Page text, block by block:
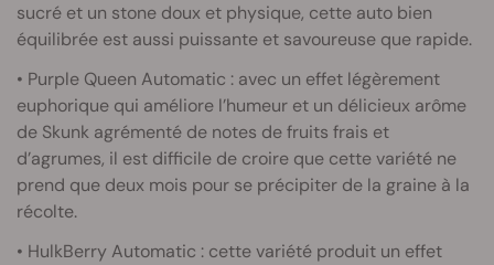
sucré et un stone doux et physique, cette auto bien
équilibrée est aussi puissante et savoureuse que rapide.
• Purple Queen Automatic : avec un effet légèrement
euphorique qui améliore l’humeur et un délicieux arôme
de Skunk agrémenté de notes de fruits frais et
d’agrumes, il est difficile de croire que cette variété ne
prend que deux mois pour se précipiter de la graine à la
récolte.
• HulkBerry Automatic : cette variété produit un effet